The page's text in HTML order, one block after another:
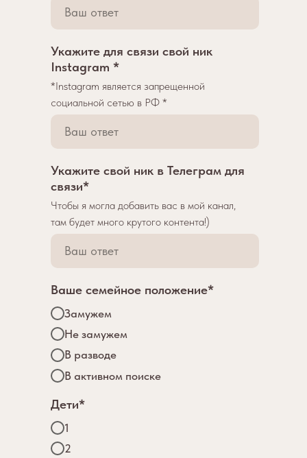
Укажите для связи свой ник
Instagram *
*Instagram является запрещенной
социальной сетью в РФ *
Укажите свой ник в Телеграм для
связи*
Чтобы я могла добавить вас в мой канал,
там будет много крутого контента!)
Ваше семейное положение*
Замужем
Не замужем
В разводе
В активном поиске
Дети*
1
2